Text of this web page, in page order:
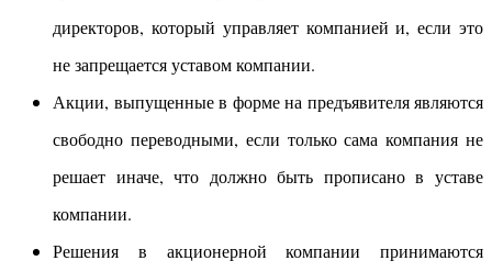
директоров, который управляет компанией и, если это
не запрещается уставом компании.
Акции, выпущенные в форме на предъявителя являются
свободно переводными, если только сама компания не
решает иначе, что должно быть прописано в уставе
компании.
Решения в акционерной компании принимаются